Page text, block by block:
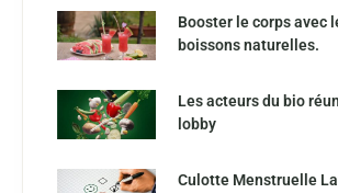
Booster le corps avec
boissons naturelles.
Les acteurs du bio
lobby
Culotte Menstruelle